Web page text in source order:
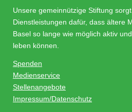
Unsere gemeinnützige Stiftung
Dienstleistungen dafür, dass ältere
Basel so lange wie möglich aktiv
leben können.
Spenden
Medienservice
Stellenangebote
Impressum/Datenschutz